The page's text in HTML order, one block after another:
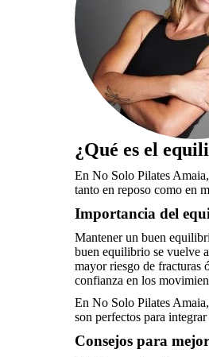
¿Qué es el
En No Solo Pilates
tanto en reposo como en
Importancia del
Mantener un buen
buen equilibrio se vuelve
mayor riesgo de fracturas
confianza en los
En No Solo Pilates
son perfectos para
Consejos para